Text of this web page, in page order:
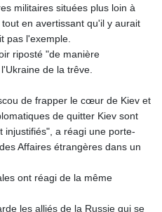
militaires situées plus loin à
en avertissant qu'il y aurait
pas l'exemple.
riposté "de manière
de la trêve.
de frapper le cœur de Kiev et
de quitter Kiev sont
injustifiés", a réagi une porte-
Affaires étrangères dans un
ont réagi de la même
les alliés de la Russie qui se